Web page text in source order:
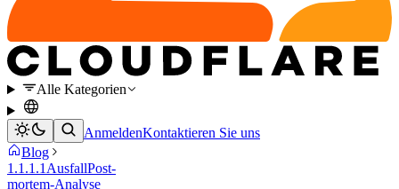
Alle Kategorien
AnmeldenKontaktieren Sie uns
Blog
1.1.1.1 AusfallPost-
mortem-Analyse